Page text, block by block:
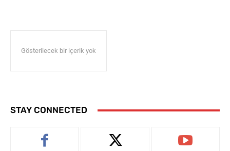
Gösterilecek bir içerik yok
STAY CONNECTED